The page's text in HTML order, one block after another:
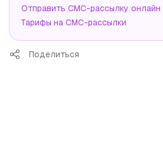
Отправить СМС-рассылку онлайн
Тарифы на СМС-рассылки
Поделиться